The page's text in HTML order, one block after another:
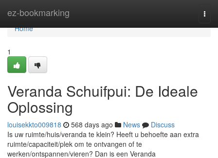
ez-bookmarking
Home
Home
1
Veranda Schuifpui: De Ideale
Oplossing
louisekkto009818 568 days ago News
Discuss
Is uw ruimte/huis/veranda te klein? Heeft u behoefte aan extra
ruimte/capaciteit/plek om te ontvangen of te
werken/ontspannen/vieren? Dan is een Veranda